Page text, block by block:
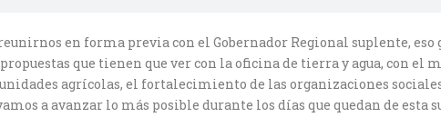
en forma previa con el Gobernador Regional suplente,
que tienen que ver con la oficina de tierra y agua, con el
agrícolas, el fortalecimiento de las organizaciones
a avanzar lo más posible durante los días que quedan de esta